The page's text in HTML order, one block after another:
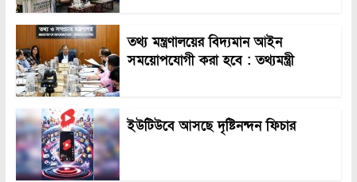
তথ্য মন্ত্রণালয়ের বিদ্যমান আইন
সময়োপযোগী করা হবে : তথ্যমন্ত্রী
ইউটিউবে আসছে দৃষ্টিনন্দন ফিচার